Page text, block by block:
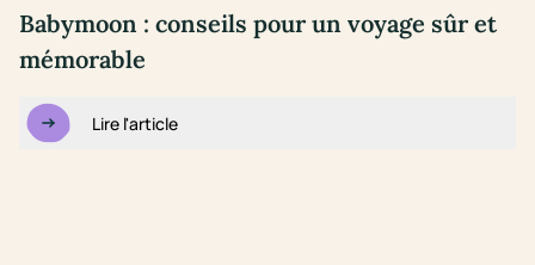
Babymoon : conseils pour un voyage sûr et
mémorable
Lire l'article